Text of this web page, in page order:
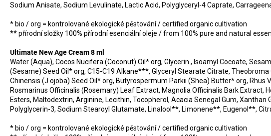
Sodium Anisate, Sodium Levulinate, Lactic Acid, Polyglyceryl-4 Caprate,
* bio / org = kontrolované ekologické pěstování / certified organic cultivation
** přírodní složky 100% přírodní esenciální oleje / from 100% pure and natural
Ultimate New Age Cream 8 ml
Water (Aqua), Cocos Nucifera (Coconut) Oil* org, Glycerin , Isoamyl Cocoate,
(Sesame) Seed Oil* org, C15-C19 Alkane***, Glyceryl Stearate Citrate,
Chinensis (J ojoba) Seed Oil* org, Butyrospermum Parkii (Shea) Butter* org,
Rosmarinus Officinalis (Rosemary) Leaf Extract, Magnolia Officinalis Bark Extract,
Esters, Maltodextrin, Arginine, Lecithin, Tocopherol, Acacia Senegal Gum,
Polyglycerin-3, Sodium Stearoyl Glutamate, Linalool**, Limonene**, Eugenol**,
* bio / org = kontrolované ekologické pěstování / certified organic cultivation